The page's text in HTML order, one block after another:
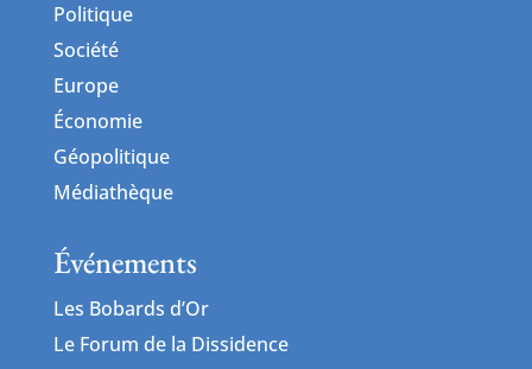
Politique
Société
Europe
Économie
Géopolitique
Médiathèque
Événements
Les Bobards d’Or
Le Forum de la Dissidence